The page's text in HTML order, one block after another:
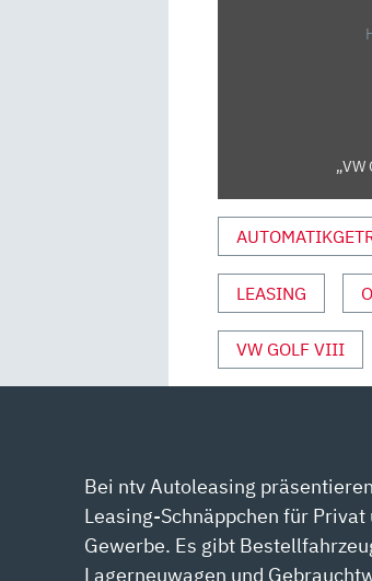
ANZEIGEN
LEASING
VW GOLF VIII
Bei ntv Autoleasing
Leasing-Schnäppchen für Privat
Gewerbe. Es gibt
Lagerneuwagen und